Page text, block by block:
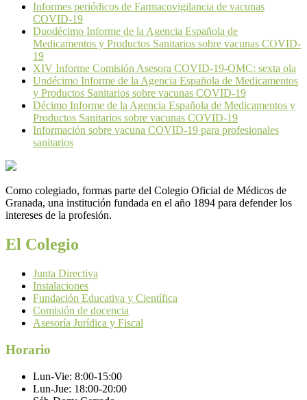
Informes periódicos de Farmacovigilancia de vacunas
COVID-19
Duodécimo Informe de la Agencia Española de
Medicamentos y Productos Sanitarios sobre vacunas COVID-
19
XIV Informe Comisión Asesora COVID-19-OMC: sexta ola
Undécimo Informe de la Agencia Española de Medicamentos
y Productos Sanitarios sobre vacunas COVID-19
Décimo Informe de la Agencia Española de Medicamentos y
Productos Sanitarios sobre vacunas COVID-19
Información sobre vacuna COVID-19 para profesionales
sanitarios
Como colegiado, formas parte del Colegio Oficial de Médicos de
Granada, una institución fundada en el año 1894 para defender los
intereses de la profesión.
El Colegio
Junta Directiva
Instalaciones
Fundación Educativa y Científica
Comisión de docencia
Asesoría Jurídica y Fiscal
Horario
Lun-Vie: 8:00-15:00
Lun-Jue: 18:00-20:00